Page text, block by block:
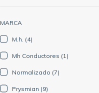
MARCA
M.h. (4)
Mh Conductores (1)
Normalizado (7)
Prysmian (9)